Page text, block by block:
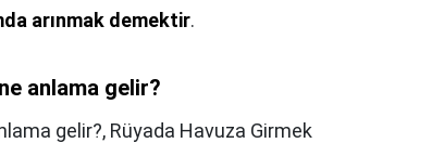
arınmak demektir.
anlama gelir?
gelir?, Rüyada Havuza Girmek